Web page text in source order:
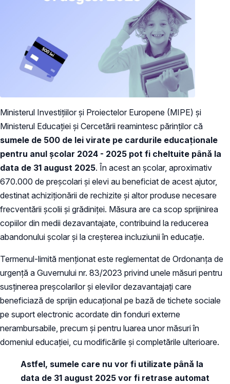
Ministerul Investițiilor și Proiectelor Europene (MIPE) și
Ministerul Educației și Cercetării reamintesc părinților că
sumele de 500 de lei virate pe cardurile educaționale
pentru anul școlar 2024 - 2025 pot fi cheltuite până la
data de 31 august 2025. În acest an școlar, aproximativ
670.000 de preșcolari și elevi au beneficiat de acest ajutor,
destinat achiziționării de rechizite și altor produse necesare
frecventării școlii și grădiniței. Măsura are ca scop sprijinirea
copiilor din medii dezavantajate, contribuind la reducerea
abandonului școlar și la creșterea incluziunii în educație.
Termenul-limită menționat este reglementat de Ordonanța de
urgență a Guvernului nr. 83/2023 privind unele măsuri pentru
susținerea preșcolarilor și elevilor dezavantajați care
beneficiază de sprijin educațional pe bază de tichete sociale
pe suport electronic acordate din fonduri externe
nerambursabile, precum și pentru luarea unor măsuri în
domeniul educației, cu modificările și completările ulterioare.
Astfel, sumele care nu vor fi utilizate până la
data de 31 august 2025 vor fi retrase automat